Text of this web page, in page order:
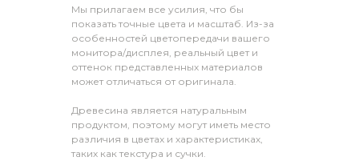
Мы прилагаем все усилия, что бы
показать точные цвета и масштаб. Из-за
особенностей цветопередачи вашего
монитора/дисплея, реальный цвет и
оттенок представленных материалов
может отличаться от оригинала.
Древесина является натуральным
продуктом, поэтому могут иметь место
различия в цветах и характеристиках,
таких как текстура и сучки.